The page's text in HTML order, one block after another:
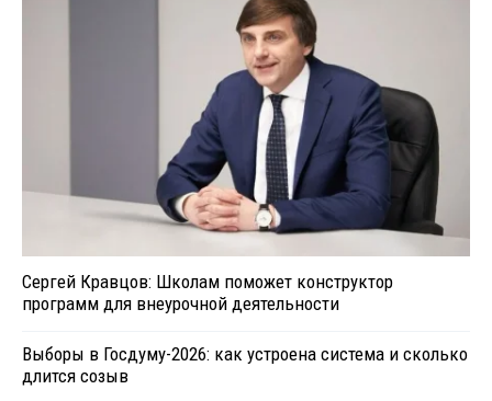
Сергей Кравцов: Школам поможет конструктор
программ для внеурочной деятельности
Выборы в Госдуму-2026: как устроена система и сколько
длится созыв